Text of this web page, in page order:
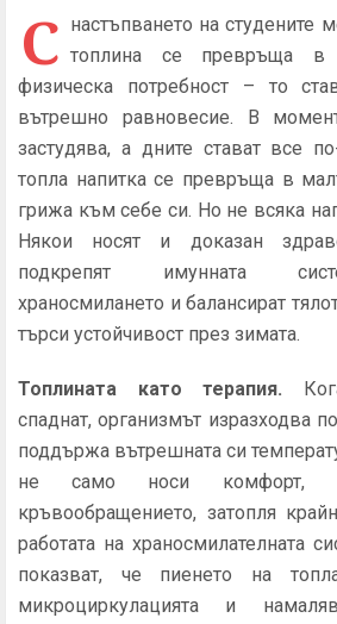
С настъпването на студените
топлина се превръща
физическа потребност – то
вътрешно равновесие. В
застудява, а дните стават все
топла напитка се превръща в
грижа към себе си. Но не всяка
Някои носят и доказан
подкрепят имунната
храносмилането и балансират
търси устойчивост през зимата.
Топлината като терапия.
спаднат, организмът изразходва
поддържа вътрешната си
не само носи комфорт,
кръвообращението, затопля
работата на храносмилателната
показват, че пиенето на
микроциркулацията и